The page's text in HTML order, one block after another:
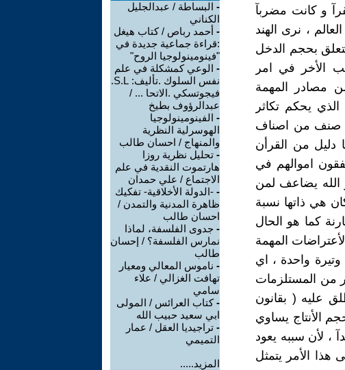
و كانت مضربآ
، نرى الهند
بحجم الدخل
الأخر في امر
من مصادر المهمة
يحكم تكاثر
صنف من اصناف
دليل من القرأن
261 ) (( مثل الذين ينفقون اموالهم في
الله يضاعف لمن
هي ذاتها نسبة
كما هو الحال
المهمة
وتيرة واحدة ، اي
من المستلزمات
عليه ( بقانون
الأنتاج يساوي
، لأن سببه يعود
هذا الأمر يتمثل
- البساطة / عبدالجليل
الكناني
- أحمد رباص / كتاب هيغل
:قراءة جماعية جديدة في
"فينومينولوجيا الروح"
- الوعي كمشكلة في علم
نفس السلوك .تأليف: S.L.
فيجوتسكي .الاتحا ... /
عبدالرؤوف بطيخ
- الفينومينولوجيا
الهوسرلية النظرية
والمنهاج / احسان طالب
- تحليل نظرية روزا
هارتموت النقدية في علم
الاجتماع / علي حمدان
- -الدولة الأخلاقية- تفكيك
ظاهرة المدنية والتمدن /
احسان طالب
- جدوى الفلسفة، لماذا
نمارس الفلسفة؟ / إحسان
طالب
- ناموس المعالي ومعيار
تهافت الغزالي / علاء
سامي
-كتاب العرائس / المولى
ابي سعيد حبيب الله
- تراجيديا العقل / عمار
التميمي
المزيد.....